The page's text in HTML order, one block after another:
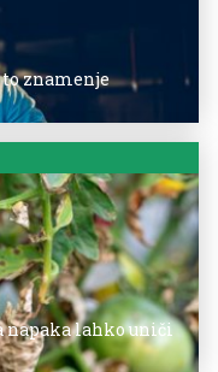
znamenje
napaka lahko uniči